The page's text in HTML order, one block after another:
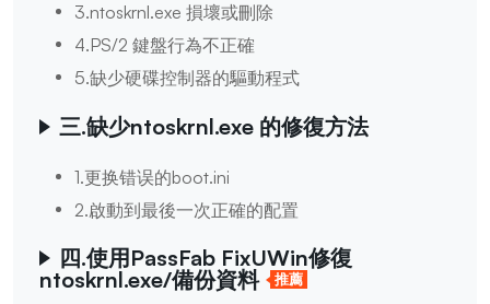
3.ntoskrnl.exe 損壞或刪除
4.PS/2 鍵盤行為不正確
5.缺少硬碟控制器的驅動程式
三.缺少ntoskrnl.exe 的修復方法
1.更换错误的boot.ini
2.啟動到最後一次正確的配置
四.使用PassFab FixUWin修復
ntoskrnl.exe/備份資料
推薦